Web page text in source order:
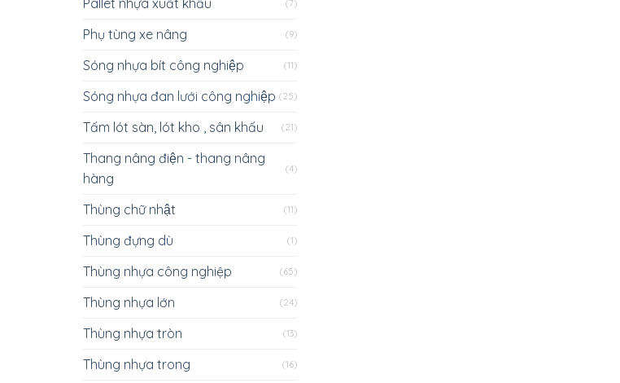
Pallet nhựa xuất khẩu (7)
Phụ tùng xe nâng (9)
Sóng nhựa bít công nghiệp (11)
Sóng nhựa đan lưới công nghiệp (25)
Tấm lót sàn, lót kho , sân khấu (21)
Thang nâng điện - thang nâng
hàng
(4)
Thùng chữ nhật (11)
Thùng đựng dù (1)
Thùng nhựa công nghiệp (65)
Thùng nhựa lớn (24)
Thùng nhựa tròn (13)
Thùng nhựa trong (16)